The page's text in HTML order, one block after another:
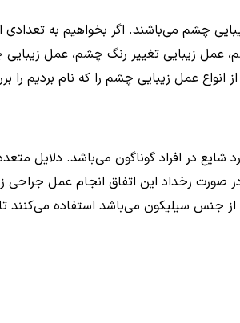
چشم می‌باشند. اگر بخواهیم به تعدادی
عمل زیبایی تغییر رنگ چشم، عمل
عمل زیبایی چشم را که نام بردیم
در افراد گوناگون می‌باشد. دلایل
صورت رخداد این اتفاق انجام عمل
سیلیکون می‌باشد استفاده می‌کنند